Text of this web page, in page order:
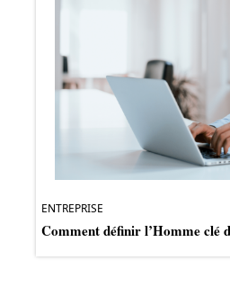
ENTREPRISE
Comment définir l’Homme clé